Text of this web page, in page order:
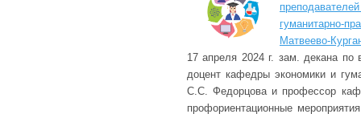
гуманитарно-
Матвеево-
17 апреля 2024 г. зам. декана по
доцент кафедры экономики и
С.С. Федорцова и профессор
профориентационные